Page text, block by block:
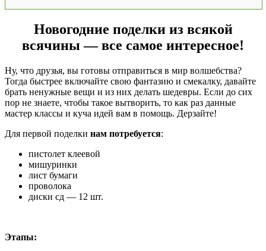
Новогодние поделки из всякой
всячины — все самое интересное!
Ну, что друзья, вы готовы отправиться в мир волшебства?
Тогда быстрее включайте свою фантазию и смекалку, давайте
брать ненужные вещи и из них делать шедевры. Если до сих
пор не знаете, чтобы такое вытворить, то как раз данные
мастер классы и куча идей вам в помощь. Дерзайте!
Для первой поделки нам потребуется:
пистолет клеевой
мишуринки
лист бумаги
проволока
диски сд — 12 шт.
Этапы: